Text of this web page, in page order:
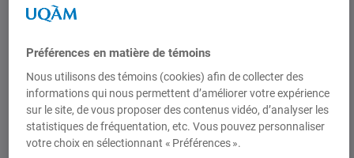
d’abord, puis les États-Unis ― et bientôt
faire face aux problématiques complexes
gravitant autour de la neutralité des
réseaux. D’autres pays, dont la Corée du
Sud, le Japon et l’Australie, ont par
ailleurs déjà adopté des approches
Préférences en matière de témoins
Nous utilisons des témoins (cookies) afin de collecter des
informations qui nous permettent d’améliorer votre expérience
sur le site, de vous proposer des contenus vidéo, d’analyser les
statistiques de fréquentation, etc. Vous pouvez personnaliser
votre choix en sélectionnant « Préférences ».